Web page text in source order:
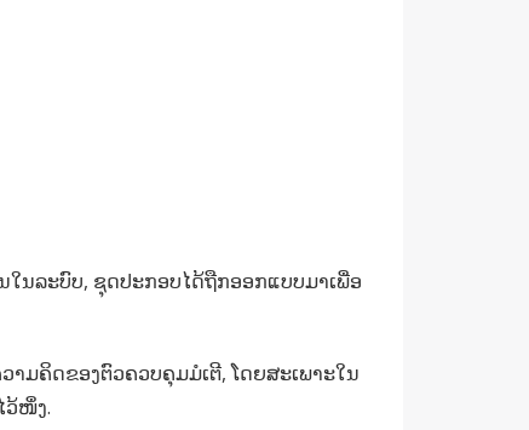
ນລະບົບ, ຊຸດປະກອບໄດ້ຖືກອອກແບບມາເພື່ອ
າມຄິດຂອງຕົວຄວບຄຸມມໍເຕີ, ໂດຍສະເພາະໃນ
ວ້ໜຶ່ງ.